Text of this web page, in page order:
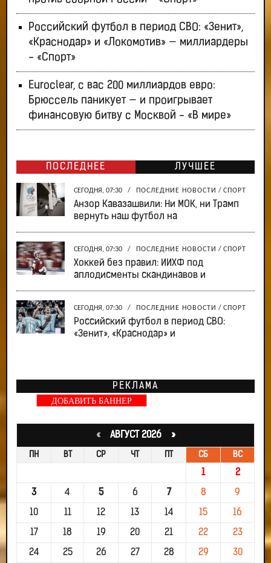
Российский футбол в период СВО: «Зенит»,
«Краснодар» и «Локомотив» — миллиардеры
- «Спорт»
Euroclear, с вас 200 миллиардов евро:
Брюссель паникует — и проигрывает
финансовую битву с Москвой - «В мире»
ПОСЛЕДНЕЕ ЛУЧШЕЕ
СЕГОДНЯ, 07:30 / ПОСЛЕДНИЕ НОВОСТИ / СПОРТ
Анзор Кавазашвили: Ни МОК, ни Трамп
вернуть наш футбол на
СЕГОДНЯ, 07:30 / ПОСЛЕДНИЕ НОВОСТИ / СПОРТ
Хоккей без правил: ИИХФ под
аплодисменты скандинавов и
СЕГОДНЯ, 07:30 / ПОСЛЕДНИЕ НОВОСТИ / СПОРТ
Российский футбол в период СВО:
«Зенит», «Краснодар» и
РЕКЛАМА
ДОБАВИТЬ БАННЕР
«АВГУСТ 2026 »
ПН ВТ СР ЧТ ПТ СБ ВС
1 2
3 4 5 6 7 8 9
10 11 12 13 14 15 16
17 18 19 20 21 22 23
24 25 26 27 28 29 30